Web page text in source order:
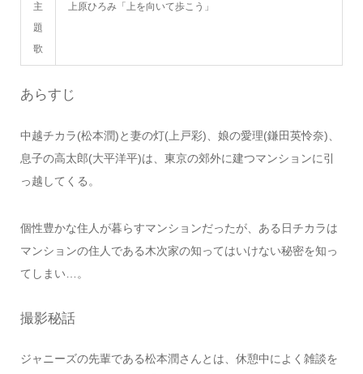
主
題
歌
上原ひろみ「上を向いて歩こう」
あらすじ
中越チカラ(松本潤)と妻の灯(上戸彩)、娘の愛理(鎌田英怜奈)、
息子の高太郎(大平洋平)は、東京の郊外に建つマンションに引
っ越してくる。
個性豊かな住人が暮らすマンションだったが、ある日チカラは
マンションの住人である木次家の知ってはいけない秘密を知っ
てしまい…。
撮影秘話
ジャニーズの先輩である松本潤さんとは、休憩中によく雑談を